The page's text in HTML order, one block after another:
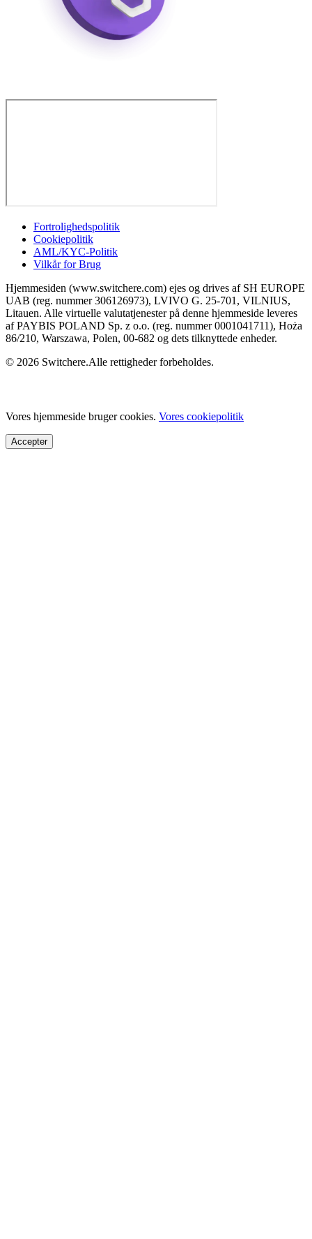
Fortrolighedspolitik
Cookiepolitik
AML/KYC-Politik
Vilkår for Brug
Hjemmesiden (www.switchere.com) ejes og drives af SH EUROPE
UAB (reg. nummer 306126973), LVIVO G. 25-701, VILNIUS,
Litauen. Alle virtuelle valutatjenester på denne hjemmeside leveres
af PAYBIS POLAND Sp. z o.o. (reg. nummer 0001041711), Hoża
86/210, Warszawa, Polen, 00-682 og dets tilknyttede enheder.
© 2026 Switchere.Alle rettigheder forbeholdes.
Vores hjemmeside bruger cookies. Vores cookiepolitik
Accepter